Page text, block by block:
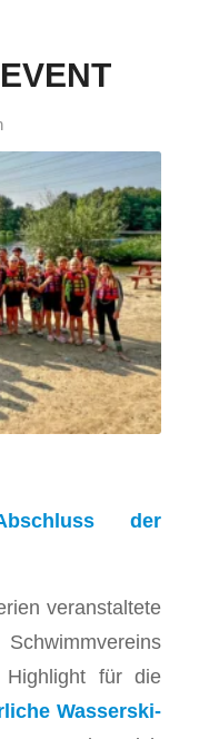
der
veranstaltete
Highlight für die
Wasserski-